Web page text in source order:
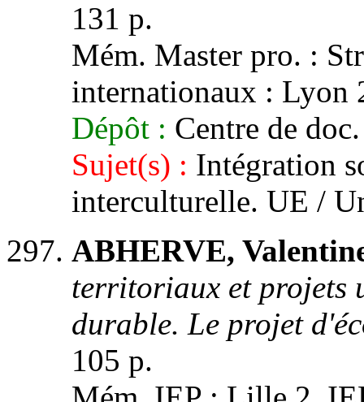
131 p.
Mém. Master pro. :
internationaux : Lyon
Dépôt : Centre de doc.
Sujet(s) : Intégration
interculturelle. UE /
ABHERVE,
territoriaux et projets
durable. Le projet
105 p.